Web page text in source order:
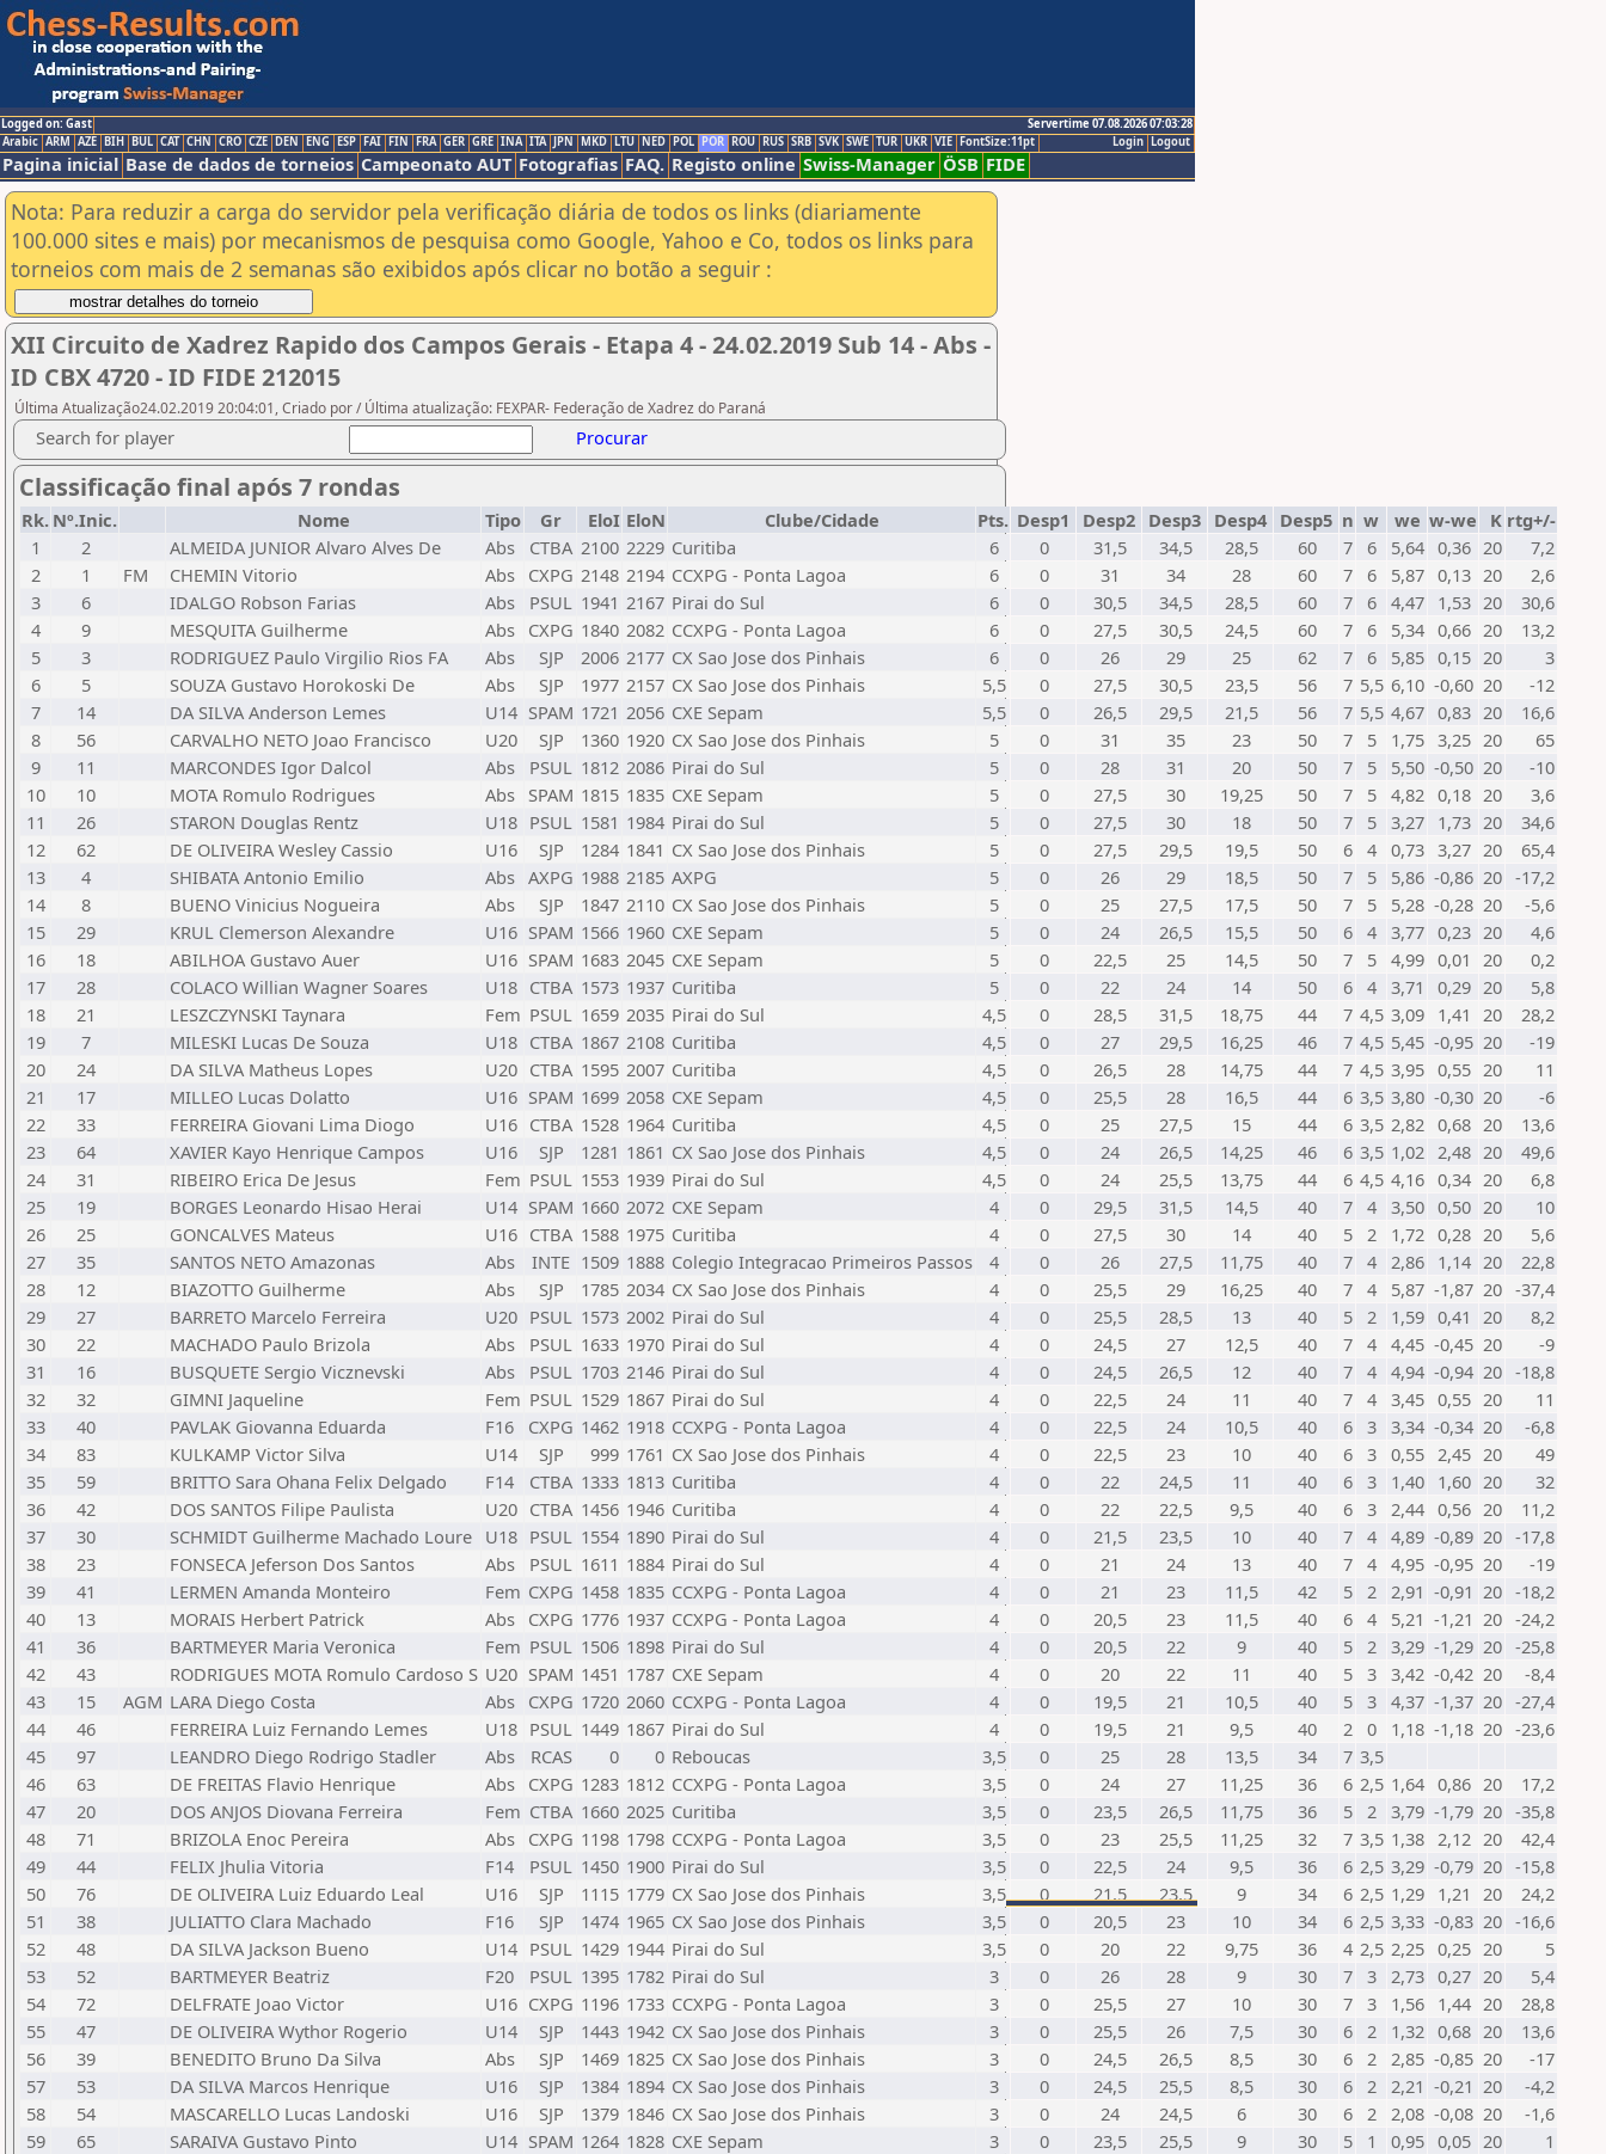
Logged on: Gast
Servertime 07.08.2026 07:03:28
Logout
Login
Arabic ARM AZE BIH BUL CAT CHN CRO CZE DEN ENG ESP FAI FIN FRA GER GRE INA ITA JPN MKD LTU NED POL POR ROU RUS SRB SVK SWE TUR UKR VIE FontSize:11pt
Pagina inicial Base de dados de torneios Campeonato AUT Fotografias FAQ. Registo online Swiss-Manager ÖSB FIDE
Nota: Para reduzir a carga do servidor pela verificação diária de todos os links (diariamente
100.000 sites e mais) por mecanismos de pesquisa como Google, Yahoo e Co, todos os links para
torneios com mais de 2 semanas são exibidos após clicar no botão a seguir :
XII Circuito de Xadrez Rapido dos Campos Gerais - Etapa 4 - 24.02.2019 Sub 14 - Abs -
ID CBX 4720 - ID FIDE 212015
Última Atualização24.02.2019 20:04:01, Criado por / Última atualização: FEXPAR- Federação de Xadrez do Paraná
Search for player Procurar
Classificação final após 7 rondas
Rk. Nº.Inic. Nome Tipo Gr EloI EloN Clube/Cidade Pts. Desp1 Desp2 Desp3 Desp4 Desp5 n w we w-we K rtg+/-
1
2 ALMEIDA JUNIOR Alvaro Alves De Abs CTBA 2100 2229 Curitiba 6 0 31,5 34,5 28,5 60 7 6 5,64 0,36 20
7,2
2
1 FM CHEMIN Vitorio Abs CXPG 2148 2194 CCXPG - Ponta Lagoa 6 0 31 34 28 60 7 6 5,87 0,13 20
2,6
3
6 IDALGO Robson Farias Abs PSUL 1941 2167 Pirai do Sul 6 0 30,5 34,5 28,5 60 7 6 4,47 1,53 20
30,6
4
9 MESQUITA Guilherme Abs CXPG 1840 2082 CCXPG - Ponta Lagoa 6 0 27,5 30,5 24,5 60 7 6 5,34 0,66 20
13,2
5
3 RODRIGUEZ Paulo Virgilio Rios FA Abs SJP 2006 2177 CX Sao Jose dos Pinhais 6 0 26 29 25 62 7 6 5,85 0,15 20
3
6
5 SOUZA Gustavo Horokoski De Abs SJP 1977 2157 CX Sao Jose dos Pinhais 5,5 0 27,5 30,5 23,5 56 7 5,5 6,10 -0,60 20
-12
7
14 DA SILVA Anderson Lemes U14 SPAM 1721 2056 CXE Sepam 5,5 0 26,5 29,5 21,5 56 7 5,5 4,67 0,83 20
16,6
8
56 CARVALHO NETO Joao Francisco U20 SJP 1360 1920 CX Sao Jose dos Pinhais 5 0 31 35 23 50 7 5 1,75 3,25 20
65
9
11 MARCONDES Igor Dalcol Abs PSUL 1812 2086 Pirai do Sul 5 0 28 31 20 50 7 5 5,50 -0,50 20
-10
10
10 MOTA Romulo Rodrigues Abs SPAM 1815 1835 CXE Sepam 5 0 27,5 30 19,25 50 7 5 4,82 0,18 20
3,6
11
26 STARON Douglas Rentz U18 PSUL 1581 1984 Pirai do Sul 5 0 27,5 30 18 50 7 5 3,27 1,73 20
34,6
12
62 DE OLIVEIRA Wesley Cassio U16 SJP 1284 1841 CX Sao Jose dos Pinhais 5 0 27,5 29,5 19,5 50 6 4 0,73 3,27 20
65,4
13
4 SHIBATA Antonio Emilio Abs AXPG 1988 2185 AXPG 5 0 26 29 18,5 50 7 5 5,86 -0,86 20 -17,2
14
8 BUENO Vinicius Nogueira Abs SJP 1847 2110 CX Sao Jose dos Pinhais 5 0 25 27,5 17,5 50 7 5 5,28 -0,28 20
-5,6
15
29 KRUL Clemerson Alexandre U16 SPAM 1566 1960 CXE Sepam 5 0 24 26,5 15,5 50 6 4 3,77 0,23 20
4,6
16
18 ABILHOA Gustavo Auer U16 SPAM 1683 2045 CXE Sepam 5 0 22,5 25 14,5 50 7 5 4,99 0,01 20
0,2
17
28 COLACO Willian Wagner Soares U18 CTBA 1573 1937 Curitiba 5 0 22 24 14 50 6 4 3,71 0,29 20
5,8
18
21 LESZCZYNSKI Taynara Fem PSUL 1659 2035 Pirai do Sul 4,5 0 28,5 31,5 18,75 44 7 4,5 3,09 1,41 20
28,2
19
7 MILESKI Lucas De Souza U18 CTBA 1867 2108 Curitiba 4,5 0 27 29,5 16,25 46 7 4,5 5,45 -0,95 20
-19
20
24 DA SILVA Matheus Lopes U20 CTBA 1595 2007 Curitiba 4,5 0 26,5 28 14,75 44 7 4,5 3,95 0,55 20
11
21
17 MILLEO Lucas Dolatto U16 SPAM 1699 2058 CXE Sepam 4,5 0 25,5 28 16,5 44 6 3,5 3,80 -0,30 20
-6
22
33 FERREIRA Giovani Lima Diogo U16 CTBA 1528 1964 Curitiba 4,5 0 25 27,5 15 44 6 3,5 2,82 0,68 20
13,6
23
64 XAVIER Kayo Henrique Campos U16 SJP 1281 1861 CX Sao Jose dos Pinhais 4,5 0 24 26,5 14,25 46 6 3,5 1,02 2,48 20
49,6
24
31 RIBEIRO Erica De Jesus Fem PSUL 1553 1939 Pirai do Sul 4,5 0 24 25,5 13,75 44 6 4,5 4,16 0,34 20
6,8
25
19 BORGES Leonardo Hisao Herai U14 SPAM 1660 2072 CXE Sepam 4 0 29,5 31,5 14,5 40 7 4 3,50 0,50 20
10
26
25 GONCALVES Mateus U16 CTBA 1588 1975 Curitiba 4 0 27,5 30 14 40 5 2 1,72 0,28 20
5,6
27
35 SANTOS NETO Amazonas Abs INTE 1509 1888 Colegio Integracao Primeiros Passos 4 0 26 27,5 11,75 40 7 4 2,86 1,14 20
22,8
28
12 BIAZOTTO Guilherme Abs SJP 1785 2034 CX Sao Jose dos Pinhais 4 0 25,5 29 16,25 40 7 4 5,87 -1,87 20 -37,4
29
27 BARRETO Marcelo Ferreira U20 PSUL 1573 2002 Pirai do Sul 4 0 25,5 28,5 13 40 5 2 1,59 0,41 20
8,2
30
22 MACHADO Paulo Brizola Abs PSUL 1633 1970 Pirai do Sul 4 0 24,5 27 12,5 40 7 4 4,45 -0,45 20
-9
31
16 BUSQUETE Sergio Vicznevski Abs PSUL 1703 2146 Pirai do Sul 4 0 24,5 26,5 12 40 7 4 4,94 -0,94 20 -18,8
32
32 GIMNI Jaqueline Fem PSUL 1529 1867 Pirai do Sul 4 0 22,5 24 11 40 7 4 3,45 0,55 20
11
33
40 PAVLAK Giovanna Eduarda F16 CXPG 1462 1918 CCXPG - Ponta Lagoa 4 0 22,5 24 10,5 40 6 3 3,34 -0,34 20
-6,8
34
83 KULKAMP Victor Silva U14 SJP 999 1761 CX Sao Jose dos Pinhais 4 0 22,5 23 10 40 6 3 0,55 2,45 20
49
35
59 BRITTO Sara Ohana Felix Delgado F14 CTBA 1333 1813 Curitiba 4 0 22 24,5 11 40 6 3 1,40 1,60 20
32
36
42 DOS SANTOS Filipe Paulista U20 CTBA 1456 1946 Curitiba 4 0 22 22,5 9,5 40 6 3 2,44 0,56 20
11,2
37
30 SCHMIDT Guilherme Machado Loure U18 PSUL 1554 1890 Pirai do Sul 4 0 21,5 23,5 10 40 7 4 4,89 -0,89 20 -17,8
38
23 FONSECA Jeferson Dos Santos Abs PSUL 1611 1884 Pirai do Sul 4 0 21 24 13 40 7 4 4,95 -0,95 20
-19
39
41 LERMEN Amanda Monteiro Fem CXPG 1458 1835 CCXPG - Ponta Lagoa 4 0 21 23 11,5 42 5 2 2,91 -0,91 20 -18,2
40
13 MORAIS Herbert Patrick Abs CXPG 1776 1937 CCXPG - Ponta Lagoa 4 0 20,5 23 11,5 40 6 4 5,21 -1,21 20 -24,2
41
36 BARTMEYER Maria Veronica Fem PSUL 1506 1898 Pirai do Sul 4 0 20,5 22 9 40 5 2 3,29 -1,29 20 -25,8
42
43 RODRIGUES MOTA Romulo Cardoso S U20 SPAM 1451 1787 CXE Sepam 4 0 20 22 11 40 5 3 3,42 -0,42 20
-8,4
43
15 AGM LARA Diego Costa Abs CXPG 1720 2060 CCXPG - Ponta Lagoa 4 0 19,5 21 10,5 40 5 3 4,37 -1,37 20 -27,4
44
46 FERREIRA Luiz Fernando Lemes U18 PSUL 1449 1867 Pirai do Sul 4 0 19,5 21 9,5 40 2 0 1,18 -1,18 20 -23,6
45
97 LEANDRO Diego Rodrigo Stadler Abs RCAS 0 0 Reboucas 3,5 0 25 28 13,5 34 7 3,5
46
63 DE FREITAS Flavio Henrique Abs CXPG 1283 1812 CCXPG - Ponta Lagoa 3,5 0 24 27 11,25 36 6 2,5 1,64 0,86 20
17,2
47
20 DOS ANJOS Diovana Ferreira Fem CTBA 1660 2025 Curitiba 3,5 0 23,5 26,5 11,75 36 5 2 3,79 -1,79 20 -35,8
48
71 BRIZOLA Enoc Pereira Abs CXPG 1198 1798 CCXPG - Ponta Lagoa 3,5 0 23 25,5 11,25 32 7 3,5 1,38 2,12 20
42,4
49
44 FELIX Jhulia Vitoria F14 PSUL 1450 1900 Pirai do Sul 3,5 0 22,5 24 9,5 36 6 2,5 3,29 -0,79 20 -15,8
50
76 DE OLIVEIRA Luiz Eduardo Leal U16 SJP 1115 1779 CX Sao Jose dos Pinhais 3,5 0 21,5 23,5 9 34 6 2,5 1,29 1,21 20
24,2
51
38 JULIATTO Clara Machado F16 SJP 1474 1965 CX Sao Jose dos Pinhais 3,5 0 20,5 23 10 34 6 2,5 3,33 -0,83 20 -16,6
52
48 DA SILVA Jackson Bueno U14 PSUL 1429 1944 Pirai do Sul 3,5 0 20 22 9,75 36 4 2,5 2,25 0,25 20
5
53
52 BARTMEYER Beatriz F20 PSUL 1395 1782 Pirai do Sul 3 0 26 28 9 30 7 3 2,73 0,27 20
5,4
54
72 DELFRATE Joao Victor U16 CXPG 1196 1733 CCXPG - Ponta Lagoa 3 0 25,5 27 10 30 7 3 1,56 1,44 20
28,8
55
47 DE OLIVEIRA Wythor Rogerio U14 SJP 1443 1942 CX Sao Jose dos Pinhais 3 0 25,5 26 7,5 30 6 2 1,32 0,68 20
13,6
56
39 BENEDITO Bruno Da Silva Abs SJP 1469 1825 CX Sao Jose dos Pinhais 3 0 24,5 26,5 8,5 30 6 2 2,85 -0,85 20
-17
57
53 DA SILVA Marcos Henrique U16 SJP 1384 1894 CX Sao Jose dos Pinhais 3 0 24,5 25,5 8,5 30 6 2 2,21 -0,21 20
-4,2
58
54 MASCARELLO Lucas Landoski U16 SJP 1379 1846 CX Sao Jose dos Pinhais 3 0 24 24,5 6 30 6 2 2,08 -0,08 20
-1,6
59
65 SARAIVA Gustavo Pinto U14 SPAM 1264 1828 CXE Sepam 3 0 23,5 25,5 9 30 5 1 0,95 0,05 20
1